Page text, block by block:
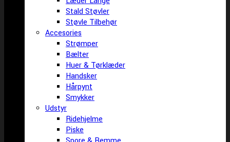
Stald Støvler
Støvle Tilbehør
Accesories
Strømper
Bælter
Huer & Tørklæder
Handsker
Hårpynt
Smykker
Udstyr
Ridehjelme
Piske